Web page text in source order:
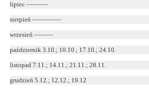
lipiec ———-
sierpień ————–
wrzesień ———
październik 3.10.; 10.10.; 17.10.; 24.10.
listopad 7.11.; 14.11.; 21.11.; 28.11.
grudzień 5.12.; 12.12.; 19.12